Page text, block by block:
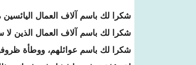
شكرا لك باسم آلاف العمال اليائسين
شكرا لك باسم آلاف العمال الذين لا
شكرا لك باسم عوائلهم، ووطأة